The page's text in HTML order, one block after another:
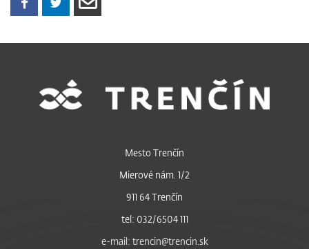
Mesto Trenčín
Mierové nám. 1/2
911 64 Trenčín
tel: 032/6504 111
e-mail: trencin@trencin.sk